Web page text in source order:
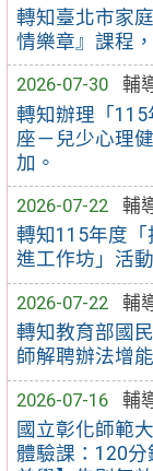
轉知臺北市家
情樂章』課程
2026-07-30
輔
轉知辦理「
座－兒少心理
加。
2026-07-22
輔
轉知115年度
進工作坊」活
2026-07-22
輔
轉知教育部國
師解聘辦法增
2026-07-16
輔
國立彰化師範
體驗課：120